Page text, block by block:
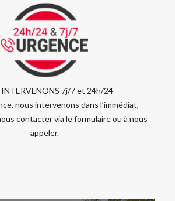
7j/7 et 24h/24
nous intervenons dans l’immédiat,
contacter via le formulaire ou à nous
appeler.